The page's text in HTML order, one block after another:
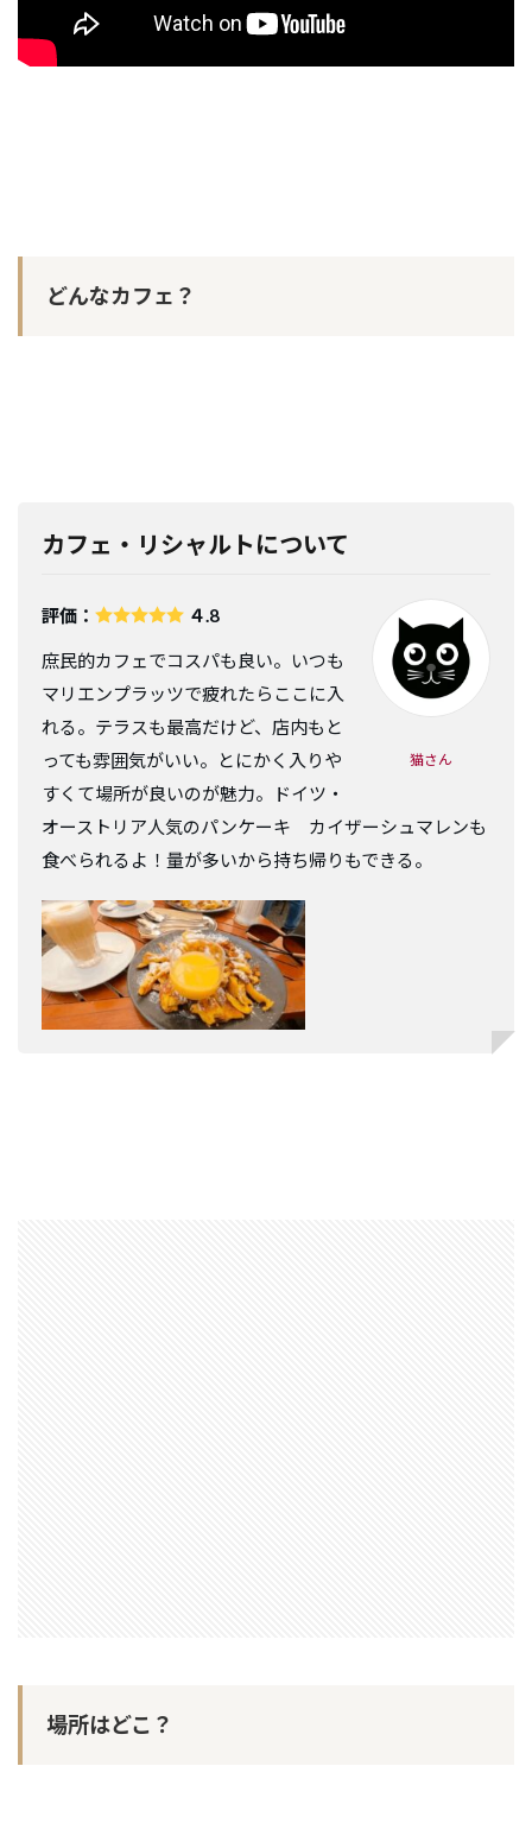
どんなカフェ？
カフェ・リシャルトについて
猫さん
評価： ４.8
庶民的カフェでコスパも良い。いつも
マリエンプラッツで疲れたらここに入
れる。テラスも最高だけど、店内もと
っても雰囲気がいい。とにかく入りや
すくて場所が良いのが魅力。ドイツ・
オーストリア人気のパンケーキ カイザーシュマレンも
食べられるよ！量が多いから持ち帰りもできる。
場所はどこ？